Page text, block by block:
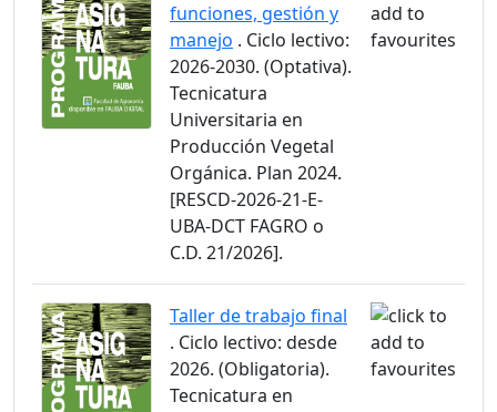
funciones, gestión y
manejo . Ciclo lectivo:
2026-2030. (Optativa).
Tecnicatura
Universitaria en
Producción Vegetal
Orgánica. Plan 2024.
[RESCD-2026-21-E-
UBA-DCT FAGRO o
C.D. 21/2026].
Taller de trabajo final
. Ciclo lectivo: desde
2026. (Obligatoria).
Tecnicatura en